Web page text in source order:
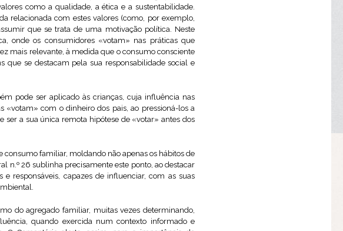
como a qualidade, a ética e a sustentabilidade.
relacionada com estes valores (como, por exemplo,
que se trata de uma motivação política. Neste
onde os consumidores «votam» nas práticas que
mais relevante, à medida que o consumo consciente
que se destacam pela sua responsabilidade social e
pode ser aplicado às crianças, cuja influência nas
«votam» com o dinheiro dos pais, ao pressioná-los a
ser a sua única remota hipótese de «votar» antes dos
familiar, moldando não apenas os hábitos de
n.º 26 sublinha precisamente este ponto, ao destacar
responsáveis, capazes de influenciar, com as suas
do agregado familiar, muitas vezes determinando,
quando exercida num contexto informado e